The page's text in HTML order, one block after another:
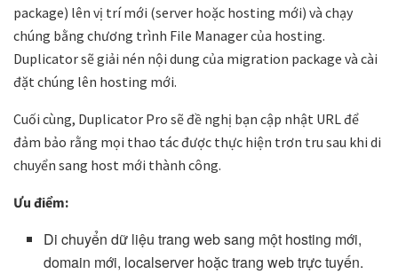
package) lên vị trí mới (server hoặc hosting mới) và chạy
chúng bằng chương trình File Manager của hosting.
Duplicator sẽ giải nén nội dung của migration package và cài
đặt chúng lên hosting mới.
Cuối cùng, Duplicator Pro sẽ đề nghị bạn cập nhật URL để
đảm bảo rằng mọi thao tác được thực hiện trơn tru sau khi di
chuyển sang host mới thành công.
Ưu điểm:
Di chuyển dữ liệu trang web sang một hosting mới,
domain mới, localserver hoặc trang web trực tuyến.